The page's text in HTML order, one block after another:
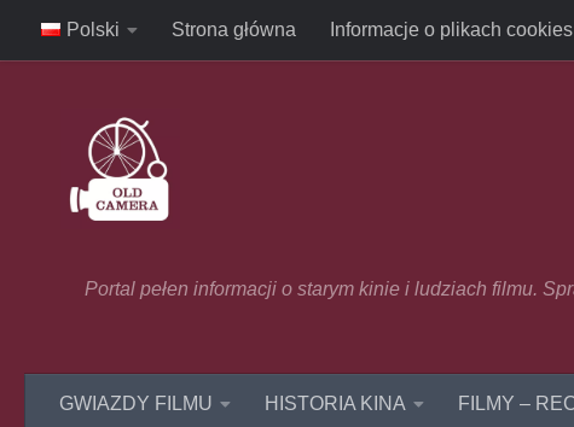
Skip to content
Polski Strona główna Informacje o plikach cookies
Portal pełen informacji o starym kinie i ludziach filmu.
GWIAZDY FILMU HISTORIA KINA FILMY –